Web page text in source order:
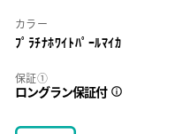
カラー
ﾌﾟﾗﾁﾅﾎﾜｲﾄﾊﾟｰﾙﾏｲｶ
保証①
ロングラン保証付